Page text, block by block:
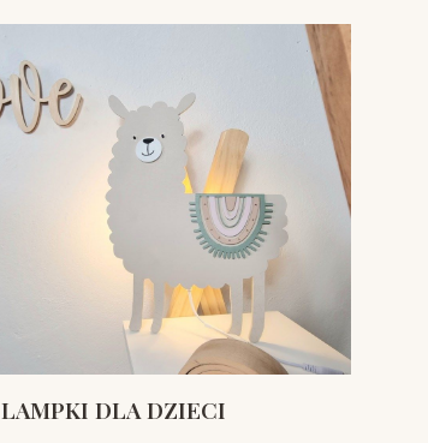
LAMPKI DLA DZIECI